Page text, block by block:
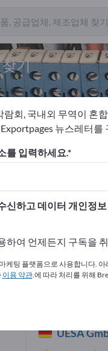
기
하세요.
급업체(2)
UESA
람회, 국내외 무역이 혼
뉴스레터를
를 입력하세요.
신하고 데이터 개인정
하여 언제든지 구독을
케팅 플랫폼으로 사용합니다.
이용 약관.에 따라 처리를 위해